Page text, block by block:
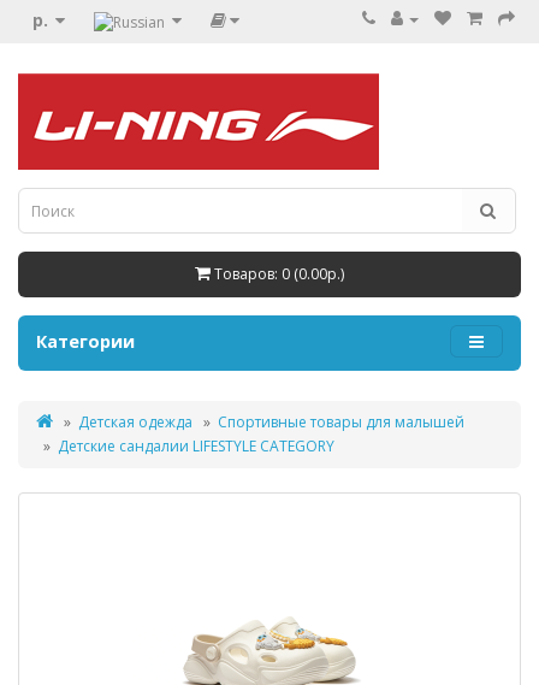
р.
Товаров: 0 (0.00р.)
Категории
Детская одежда
Спортивные товары для малышей
Детские сандалии LIFESTYLE CATEGORY